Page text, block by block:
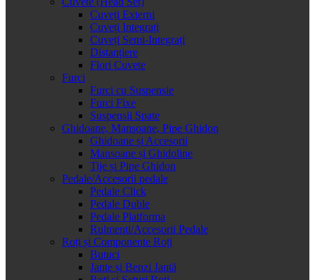
Cuveți Externi
Cuveți Integrați
Cuveți Semi-Integrați
Distanțiere
Flori Cuvete
Furci
Furci cu Suspensie
Furci Fixe
Suspensii Spate
Ghidoane, Mansoane, Pipe Ghidon
Ghidoane și Accesorii
Mansoane și Ghidoline
Tije și Pipe Ghidon
Pedale/Accesorii pedale
Pedale Click
Pedale Duble
Pedale Platforma
Rulmenti/Accesorii Pedale
Roți și Componente Roți
Butuci
Jante și Benzi Jantă